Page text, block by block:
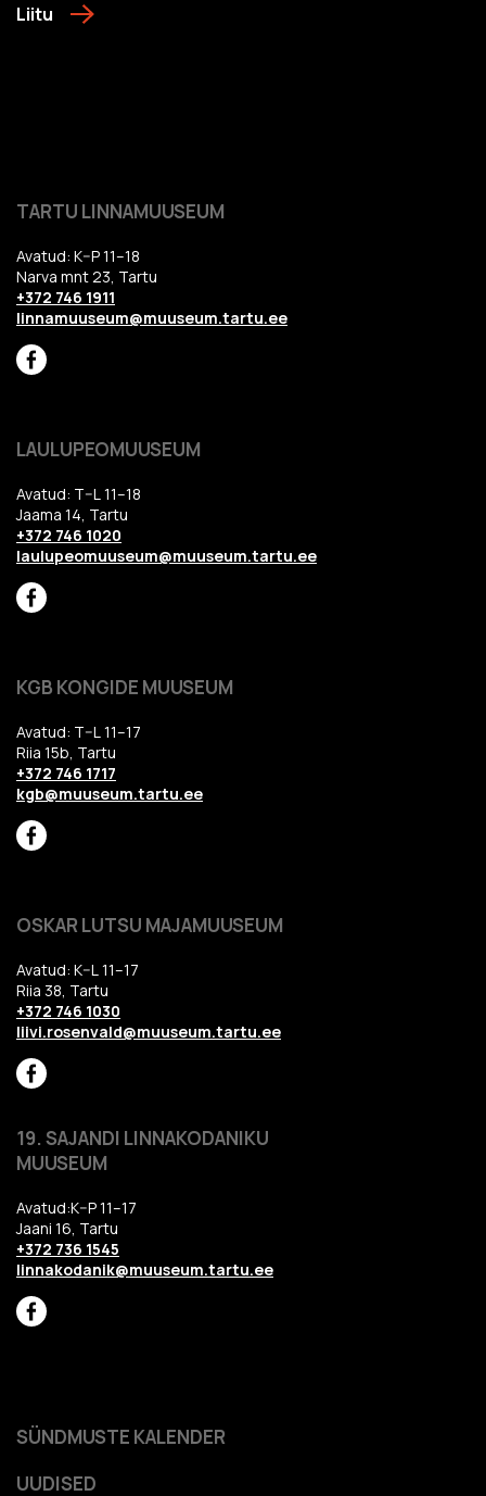
Liitu
TARTU LINNAMUUSEUM
Avatud: K–P 11–18
Narva mnt 23, Tartu
+372 746 1911
linnamuuseum@muuseum.tartu.ee
LAULUPEOMUUSEUM
Avatud: T–L 11–18
Jaama 14, Tartu
+372 746 1020
laulupeomuuseum@muuseum.tartu.ee
KGB KONGIDE MUUSEUM
Avatud: T–L 11–17
Riia 15b, Tartu
+372 746 1717
kgb@muuseum.tartu.ee
OSKAR LUTSU MAJAMUUSEUM
Avatud: K–L 11–17
Riia 38, Tartu
+372 746 1030
liivi.rosenvald@muuseum.tartu.ee
19. SAJANDI LINNAKODANIKU
MUUSEUM
Avatud:K–P 11–17
Jaani 16, Tartu
+372 736 1545
linnakodanik@muuseum.tartu.ee
SÜNDMUSTE KALENDER
UUDISED